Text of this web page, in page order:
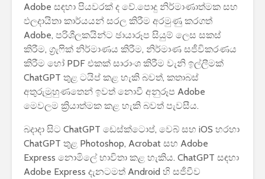
Adobe සඳහා පියවරක් ද වේ.පොදු නිර්මාණාත්මක සහ
ඵලදායිතා කාර්යයන් සරල කිරීම අරමුණු කරගත්
Adobe, පරිශීලකයින්ට ඡායාරූප සියුම් ලෙස සකස්
කිරීම, ග්‍රැෆික් නිර්මාණය කිරීම, නිර්මාණ සජීවිකරණය
කිරීම හෝ PDF එකක් සාරාංශ කිරීම වැනි ඉල්ලීමක්
ChatGPT තුළ ටයිප් කළ හැකි බවත්, කතාබස්
අතුරුමුහුණතෙන් ඉවත් නොවී අනුරූප Adobe
මෙවලම ක්‍රියාත්මක කළ හැකි බවත් පැවසීය.
බදාදා සිට ChatGPT ඩෙස්ක්ටොප්, වෙබ් සහ iOS හරහා
ChatGPT තුළ Photoshop, Acrobat සහ Adobe
Express නොමිලේ භාවිතා කළ හැකිය. ChatGPT සඳහා
Adobe Express දැනටමත් Android හි සජීවීව
උපාංග අතර දත්ත
මාරුවීම පහසු කරන
නව පද්ධතියක් සඳහා
කටයුතු කරමින් සිටී.
ශ්‍රී
මාසය